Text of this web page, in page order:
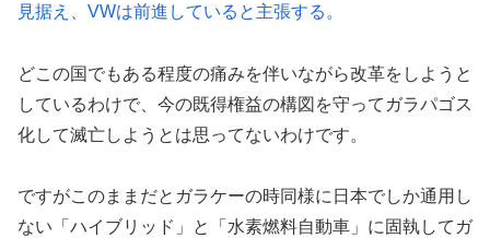
見据え、VWは前進していると主張する。
どこの国でもある程度の痛みを伴いながら改革をしようと
しているわけで、今の既得権益の構図を守ってガラパゴス
化して滅亡しようとは思ってないわけです。
ですがこのままだとガラケーの時同様に日本でしか通用し
ない「ハイブリッド」と「水素燃料自動車」に固執してガ